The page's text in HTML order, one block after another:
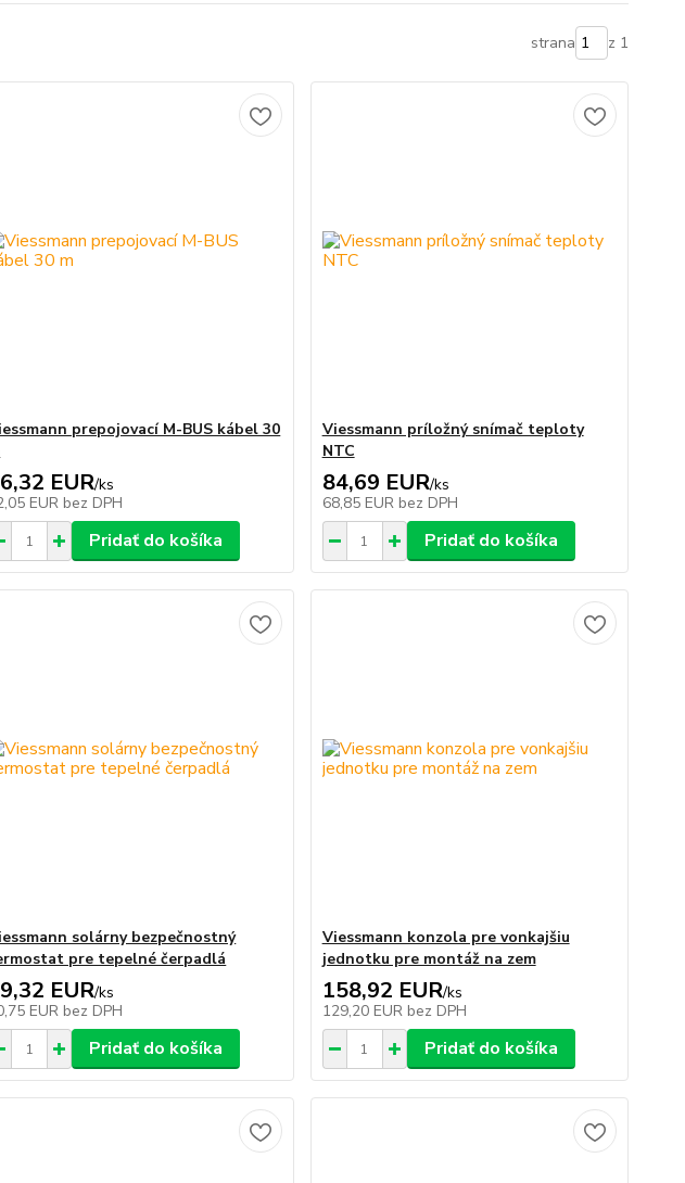
strana z 1
prepojovací M-BUS kábel 30
EUR/ks
EUR bez DPH
Pridať do košíka
Viessmann príložný snímač teploty
NTC
84,69 EUR/ks
68,85 EUR bez DPH
Pridať do košíka
solárny bezpečnostný
pre tepelné čerpadlá
EUR/ks
EUR bez DPH
Pridať do košíka
Viessmann konzola pre vonkajšiu
jednotku pre montáž na zem
158,92 EUR/ks
129,20 EUR bez DPH
Pridať do košíka